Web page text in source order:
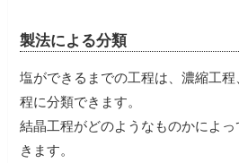
製法による分類
塩ができるまでの工程は、濃縮工
程に分類できます。
結晶工程がどのようなものかによ
きます。